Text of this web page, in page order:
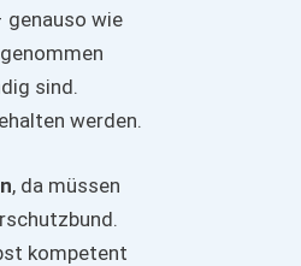
genauso wie
sind.
werden.
, da müssen
kompetent